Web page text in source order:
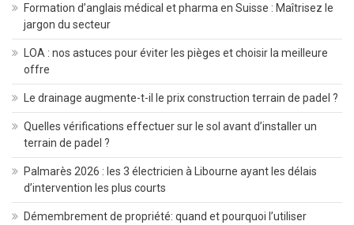
Formation d’anglais médical et pharma en Suisse : Maîtrisez le
jargon du secteur
LOA : nos astuces pour éviter les pièges et choisir la meilleure
offre
Le drainage augmente-t-il le prix construction terrain de padel ?
Quelles vérifications effectuer sur le sol avant d’installer un
terrain de padel ?
Palmarès 2026 : les 3 électricien à Libourne ayant les délais
d’intervention les plus courts
Démembrement de propriété: quand et pourquoi l’utiliser